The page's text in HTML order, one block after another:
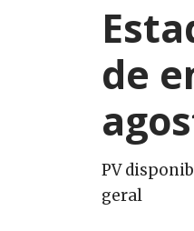
de
PV
geral